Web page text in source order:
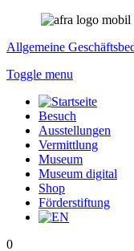
Allgemeine
Toggle menu
Besuch
Ausstellungen
Vermittlung
Museum
Museum digital
Shop
Förderstiftung
0